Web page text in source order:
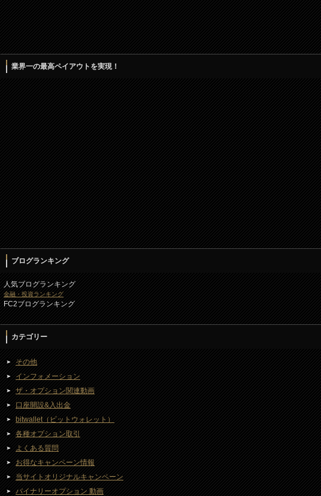
業界一の最高ペイアウトを実現！
ブログランキング
人気ブログランキング
金融・投資ランキング
FC2ブログランキング
カテゴリー
その他
インフォメーション
ザ・オプション関連動画
口座開設&入出金
bitwallet（ビットウォレット）
各種オプション取引
よくある質問
お得なキャンペーン情報
当サイトオリジナルキャンペーン
バイナリーオプション 動画